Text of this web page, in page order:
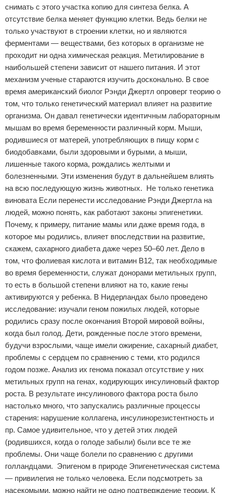
снимать с этого участка копию для синтеза белка. А
отсутствие белка меняет функцию клетки. Ведь белки не
только участвуют в строении клетки, но и являются
ферментами — веществами, без которых в организме не
проходит ни одна химическая реакция. Метилирование в
наибольшей степени зависит от нашего питания. И этот
механизм ученые стараются изучить досконально. В свое
время американский биолог Рэнди Джертл опроверг теорию о
том, что только генетический материал влияет на развитие
организма. Он давал генетически идентичным лабораторным
мышам во время беременности различный корм. Мыши,
родившиеся от матерей, употребляющих в пищу корм с
биодобавками, были здоровыми и бурыми, а мыши,
лишенные такого корма, рождались желтыми и
болезненными. Эти изменения будут в дальнейшем влиять
на всю последующую жизнь животных. Не только генетика
виновата Если перенести исследование Рэнди Джертла на
людей, можно понять, как работают законы эпигенетики.
Почему, к примеру, питание мамы или даже время года, в
которое мы родились, влияет впоследствии на развитие,
скажем, сахарного диабета даже через 50–60 лет. Дело в
том, что фолиевая кислота и витамин В12, так необходимые
во время беременности, служат донорами метильных групп,
то есть в большой степени влияют на то, какие гены
активируются у ребенка. В Нидерландах было проведено
исследование: изучали геном пожилых людей, которые
родились сразу после окончания Второй мировой войны,
когда был голод. Дети, рожденные после этого времени,
будучи взрослыми, чаще имели ожирение, сахарный диабет,
проблемы с сердцем по сравнению с теми, кто родился
годом позже. Анализ их генома показал отсутствие у них
метильных групп на генах, кодирующих инсулиновый фактор
роста. В результате инсулинового фактора роста было
настолько много, что запускались различные процессы
старения: нарушение коллагена, инсулинорезистентность и
пр. Самое удивительное, что у детей этих людей
(родившихся, когда о голоде забыли) были все те же
проблемы. Они чаще болели по сравнению с другими
голландцами. Эпигеном в природе Эпигенетическая система
— привилегия не только человека. Если подсмотреть за
насекомыми, можно найти не одно подтверждение теории. К